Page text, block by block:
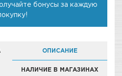
бонусы за каждую
ОПИСАНИЕ
НАЛИЧИЕ В МАГАЗИНАХ